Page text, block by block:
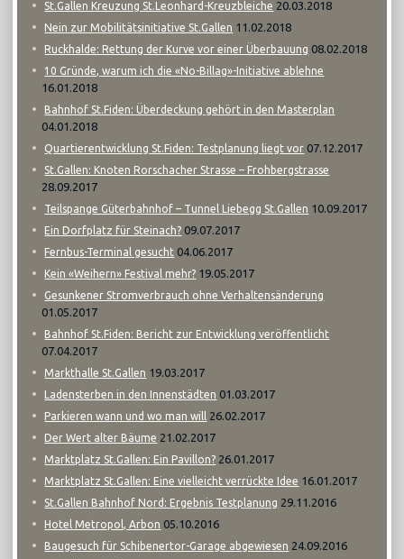
St.Gallen Kreuzung St.Leonhard-Kreuzbleiche 20.03.2018
Nein zur Mobilitätsinitiative St.Gallen 11.02.2018
Ruckhalde: Rettung der Kurve vor einer Überbauung 08.02.2018
10 Gründe, warum ich die «No-Billag»-Initiative ablehne
16.01.2018
Bahnhof St.Fiden: Überdeckung gehört in den Masterplan
04.01.2018
Quartierentwicklung St.Fiden: Testplanung liegt vor 07.12.2017
St.Gallen: Knoten Rorschacher Strasse – Frohbergstrasse
28.09.2017
Teilspange Güterbahnhof – Tunnel Liebegg St.Gallen 10.09.2017
Ein Dorfplatz für Steinach? 09.07.2017
Fernbus-Terminal gesucht 04.06.2017
Kein «Weihern» Festival mehr? 19.05.2017
Gesunkener Stromverbrauch ohne Verhaltensänderung
01.05.2017
Bahnhof St.Fiden: Bericht zur Entwicklung veröffentlicht
07.04.2017
Markthalle St.Gallen 19.03.2017
Ladensterben in den Innenstädten 01.03.2017
Parkieren wann und wo man will 26.02.2017
Der Wert alter Bäume 21.02.2017
Marktplatz St.Gallen: Ein Pavillon? 26.01.2017
Marktplatz St.Gallen: Eine vielleicht verrückte Idee 16.01.2017
St.Gallen Bahnhof Nord: Ergebnis Testplanung 29.11.2016
Hotel Metropol, Arbon 05.10.2016
Baugesuch für Schibenertor-Garage abgewiesen 24.09.2016